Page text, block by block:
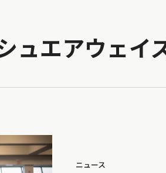
ュエアウェイ
ニュース